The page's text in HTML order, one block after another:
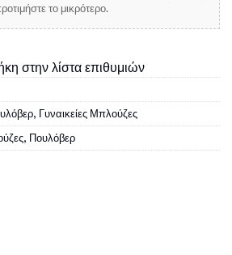
το μικρότερο.
στην λίστα επιθυμιών
, Γυναικείες Μπλούζες
, Πουλόβερ